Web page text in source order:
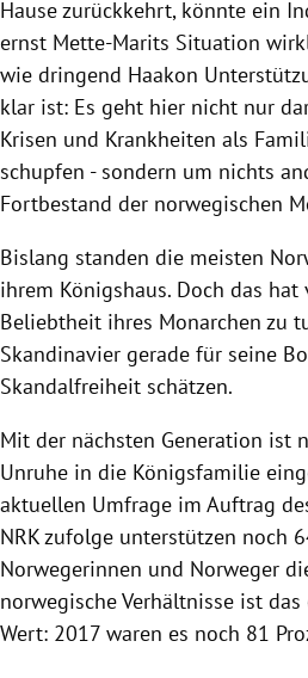
Hause zurückkehrt, könnte ein
ernst Mette-Marits Situation
wie dringend Haakon
klar ist: Es geht hier nicht nur
Krisen und Krankheiten als
schupfen - sondern um nichts
Fortbestand der norwegischen
Bislang standen die meisten
ihrem Königshaus. Doch das
Beliebtheit ihres Monarchen zu
Skandinavier gerade für seine
Skandalfreiheit schätzen.
Mit der nächsten Generation ist
Unruhe in die Königsfamilie
aktuellen Umfrage im Auftrag
NRK zufolge unterstützen noch
Norwegerinnen und Norweger
norwegische Verhältnisse ist
Wert: 2017 waren es noch 81